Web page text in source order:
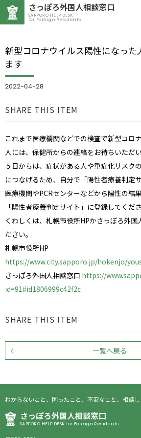
さっぽろ外国人相談窓口
SAPPORO HELP DESK
for Foreign Residents
新型コロナウイルス陽性になった
ます
2022-04-28
SHARE THIS ITEM
これまで医療機関などでの検査で新型コロ
人には、保健所からの連絡をお待ちいただ
５日からは、症状がある人や重症化リスク
につなげるため、自分で「陽性者療養判定
医療機関やPCRセンターなどから陽性の結
「陽性者療養判定サイト」に登録してくださ
くわしくは、札幌市役所HPかさっぽろ外国
ださい。
札幌市役所HP
https://www.city.sapporo.jp/hokenjo/
さっぽろ外国人相談窓口 https://
id=91#id1806999c42f2c
SHARE THIS ITEM
一覧へ戻る
わからないこと、困ったこと、不安なこと、相談
さっぽろ外国人相談窓口
SAPPORO HELP DESK for Foreign Residents